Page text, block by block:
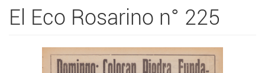
El Eco Rosarino n° 225